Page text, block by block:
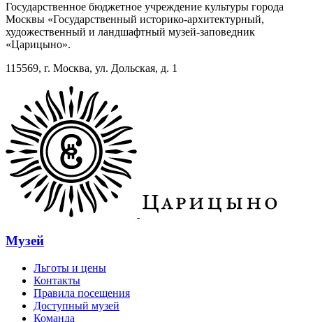
Государственное бюджетное учреждение культуры города
Москвы «Государственный историко-архитектурный,
художественный и ландшафтный музей-заповедник
«Царицыно».
115569, г. Москва, ул. Дольская, д. 1
Музей
Льготы и цены
Контакты
Правила посещения
Доступный музей
Команда